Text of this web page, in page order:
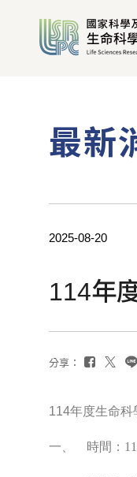
最新
2025-08-20
114年
分享：
114年度生命科
一、 時間：